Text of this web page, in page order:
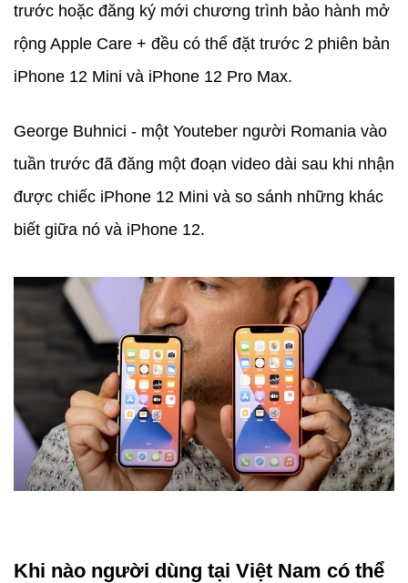
trước hoặc đăng ký mới chương trình bảo hành mở
rộng Apple Care + đều có thể đặt trước 2 phiên bản
iPhone 12 Mini và iPhone 12 Pro Max.
George Buhnici - một Youteber người Romania vào
tuần trước đã đăng một đoạn video dài sau khi nhận
được chiếc iPhone 12 Mini và so sánh những khác
biết giữa nó và iPhone 12.
Khi nào người dùng tại Việt Nam có thể